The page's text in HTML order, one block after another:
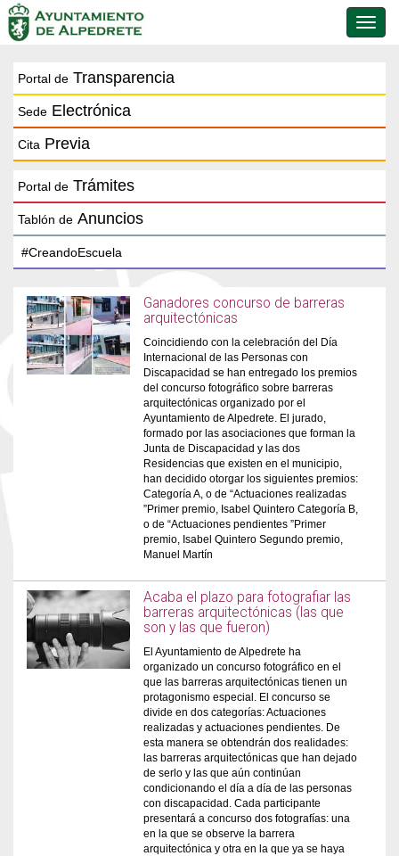
de
Portal de Transparencia
Sede Electrónica
Cita Previa
Portal de Trámites
Tablón de Anuncios
Ganadores concurso de barreras
arquitectónicas
Coincidiendo con la celebración del Día
Internacional de las Personas con
Discapacidad se han entregado los premios
del concurso fotográfico sobre barreras
arquitectónicas organizado por el
Ayuntamiento de Alpedrete. El jurado,
formado por las asociaciones que forman la
Junta de Discapacidad y las dos
Residencias que existen en el municipio,
han decidido otorgar los siguientes premios:
Categoría A, o de “Actuaciones realizadas
”Primer premio, Isabel Quintero Categoría B,
o de “Actuaciones pendientes ”Primer
premio, Isabel Quintero Segundo premio,
Manuel Martín
Acaba el plazo para fotografiar las
barreras arquitectónicas (las que
son y las que fueron)
El Ayuntamiento de Alpedrete ha
organizado un concurso fotográfico en el
que las barreras arquitectónicas tienen un
protagonismo especial. El concurso se
divide en dos categorías: Actuaciones
realizadas y actuaciones pendientes. De
esta manera se obtendrán dos realidades:
las barreras arquitectónicas que han dejado
de serlo y las que aún continúan
condicionando el día a día de las personas
con discapacidad. Cada participante
presentará a concurso dos fotografías: una
en la que se observe la barrera
arquitectónica y otra en la que ya se haya